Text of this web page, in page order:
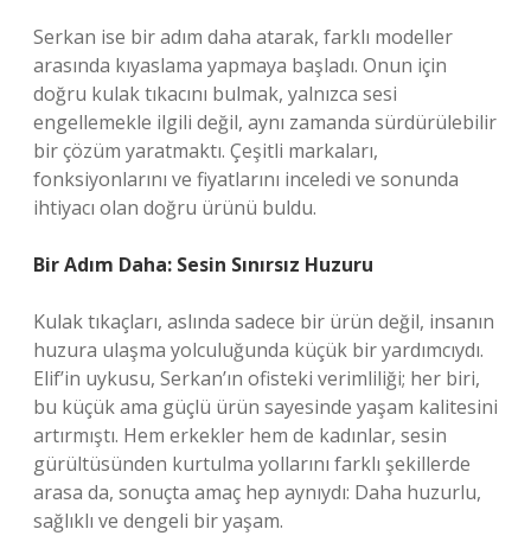
Serkan ise bir adım daha atarak, farklı modeller
arasında kıyaslama yapmaya başladı. Onun için
doğru kulak tıkacını bulmak, yalnızca sesi
engellemekle ilgili değil, aynı zamanda sürdürülebilir
bir çözüm yaratmaktı. Çeşitli markaları,
fonksiyonlarını ve fiyatlarını inceledi ve sonunda
ihtiyacı olan doğru ürünü buldu.
Bir Adım Daha: Sesin Sınırsız Huzuru
Kulak tıkaçları, aslında sadece bir ürün değil, insanın
huzura ulaşma yolculuğunda küçük bir yardımcıydı.
Elif’in uykusu, Serkan’ın ofisteki verimliliği; her biri,
bu küçük ama güçlü ürün sayesinde yaşam kalitesini
artırmıştı. Hem erkekler hem de kadınlar, sesin
gürültüsünden kurtulma yollarını farklı şekillerde
arasa da, sonuçta amaç hep aynıydı: Daha huzurlu,
sağlıklı ve dengeli bir yaşam.